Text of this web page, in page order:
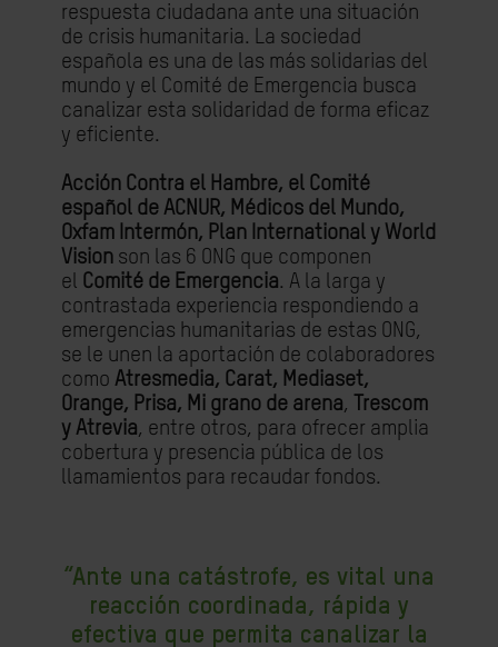
respuesta ciudadana ante una situación
de crisis humanitaria. La sociedad
española es una de las más solidarias del
mundo y el Comité de Emergencia busca
canalizar esta solidaridad de forma eficaz
y eficiente.
Acción Contra el Hambre, el Comité
español de ACNUR, Médicos del Mundo,
Oxfam Intermón, Plan International y World
Vision son las 6 ONG que componen
el Comité de Emergencia. A la larga y
contrastada experiencia respondiendo a
emergencias humanitarias de estas ONG,
se le unen la aportación de colaboradores
como Atresmedia, Carat, Mediaset,
Orange, Prisa, Mi grano de arena,
Trescom
y Atrevia, entre otros, para ofrecer amplia
cobertura y presencia pública de los
llamamientos para recaudar fondos.
“Ante una catástrofe, es vital una
reacción coordinada, rápida y
efectiva que permita canalizar la